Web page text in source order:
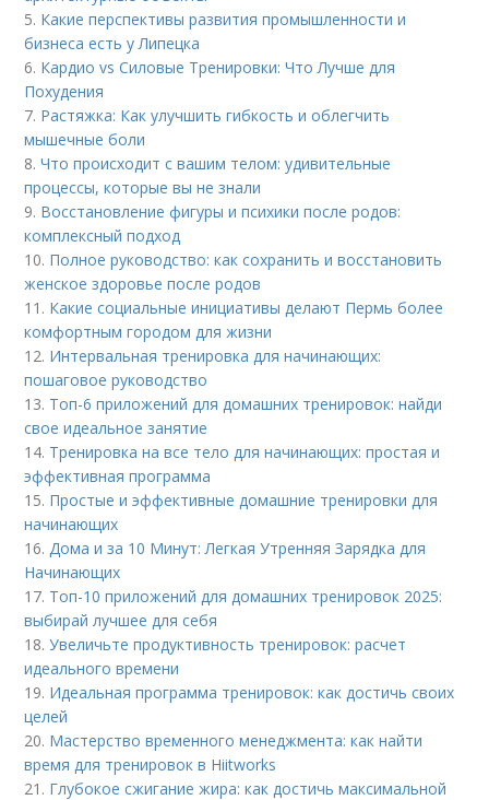
5. Какие перспективы развития промышленности и
бизнеса есть у Липецка
6. Кардио vs Силовые Тренировки: Что Лучше для
Похудения
7. Растяжка: Как улучшить гибкость и облегчить
мышечные боли
8.Что происходит с вашим телом: удивительные
процессы, которые вы не знали
9. Восстановление фигуры и психики после родов:
комплексный подход
10. Полное руководство: как сохранить и восстановить
женское здоровье после родов
11. Какие социальные инициативы делают Пермь более
комфортным городом для жизни
12. Интервальная тренировка для начинающих:
пошаговое руководство
13. Топ-6 приложений для домашних тренировок: найди
свое идеальное занятие
14. Тренировка на все тело для начинающих: простая и
эффективная программа
15. Простые и эффективные домашние тренировки для
начинающих
16.Дома и за 10 Минут: Легкая Утренняя Зарядка для
Начинающих
17. Топ-10 приложений для домашних тренировок 2025:
выбирай лучшее для себя
18.Увеличьте продуктивность тренировок: расчет
идеального времени
19. Идеальная программа тренировок: как достичь своих
целей
20. Мастерство временного менеджмента: как найти
время для тренировок в Hiitworks
21. Глубокое сжигание жира: как достичь максимальной